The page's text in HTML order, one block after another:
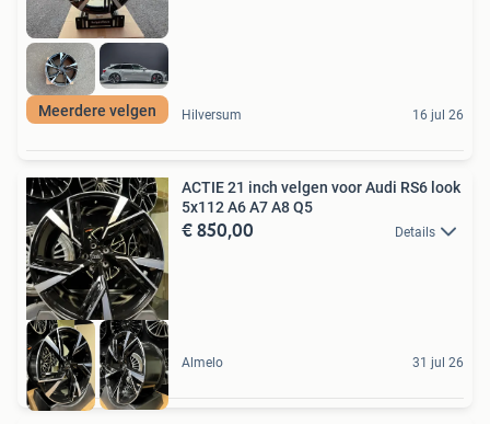
Meerdere velgen Hilversum 16 jul 26
ACTIE 21 inch velgen voor Audi RS6 look
5x112 A6 A7 A8 Q5
€ 850,00 Details
Almelo 31 jul 26